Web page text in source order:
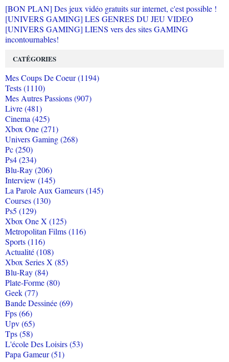
[BON PLAN] Des jeux vidéo gratuits sur internet, c'est possible !
[UNIVERS GAMING] LES GENRES DU JEU VIDEO
[UNIVERS GAMING] LIENS vers des sites GAMING
incontournables!
CATÉGORIES
Mes Coups De Coeur (1194)
Tests (1110)
Mes Autres Passions (907)
Livre (481)
Cinema (425)
Xbox One (271)
Univers Gaming (268)
Pc (250)
Ps4 (234)
Blu-Ray (206)
Interview (145)
La Parole Aux Gameurs (145)
Courses (130)
Ps5 (129)
Xbox One X (125)
Metropolitan Films (116)
Sports (116)
Actualité (108)
Xbox Series X (85)
Blu-Ray (84)
Plate-Forme (80)
Geek (77)
Bande Dessinée (69)
Fps (66)
Upv (65)
Tps (58)
L'école Des Loisirs (53)
Papa Gameur (51)